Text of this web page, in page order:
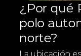
¿Por qué
polo
norte?
La ubicación